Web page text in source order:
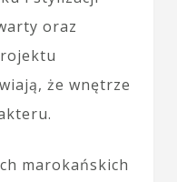
oraz
że wnętrze
marokańskich